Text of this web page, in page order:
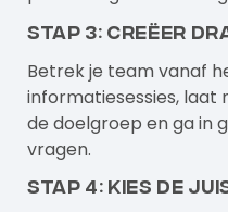
Stap 3: Creëer
Betrek je team vanaf
informatiesessies, laat
de doelgroep en ga in
vragen.
Stap 4: Kies de